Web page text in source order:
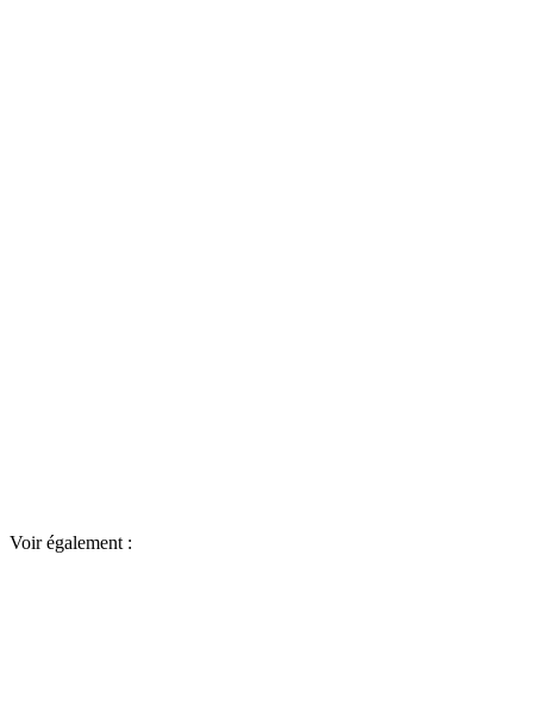
Voir également :